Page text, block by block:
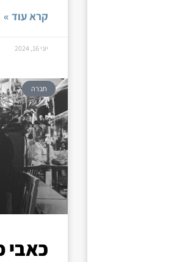
קרא עוד »
יוני 16, 2024
חברה
כאבי